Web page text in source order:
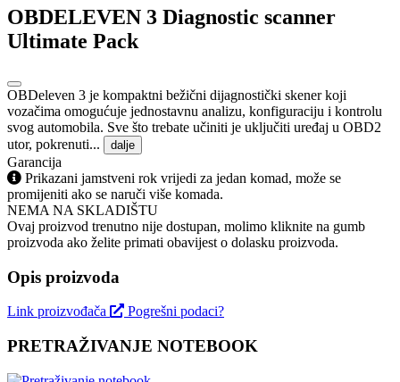
OBDELEVEN 3 Diagnostic scanner
Ultimate Pack
OBDeleven 3 je kompaktni bežični dijagnostički skener koji
vozačima omogućuje jednostavnu analizu, konfiguraciju i kontrolu
svog automobila. Sve što trebate učiniti je uključiti uređaj u OBD2
utor, pokrenuti...
dalje
Garancija
Prikazani jamstveni rok vrijedi za jedan komad, može se
promijeniti ako se naruči više komada.
NEMA NA SKLADIŠTU
Ovaj proizvod trenutno nije dostupan, molimo kliknite na gumb
proizvoda ako želite primati obavijest o dolasku proizvoda.
Opis proizvoda
Link proizvođača Pogrešni podaci?
PRETRAŽIVANJE NOTEBOOK